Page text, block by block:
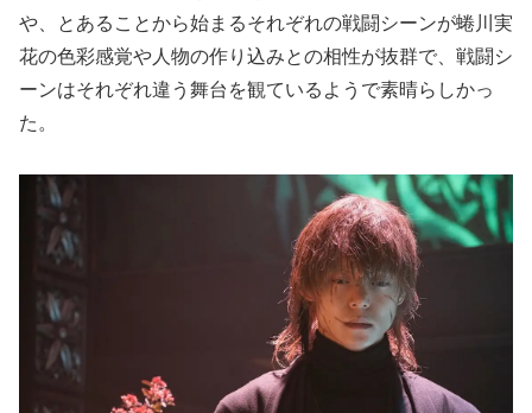
や、とあることから始まるそれぞれの戦闘シーンが蜷川実
花の色彩感覚や人物の作り込みとの相性が抜群で、戦闘シ
ーンはそれぞれ違う舞台を観ているようで素晴らしかっ
た。